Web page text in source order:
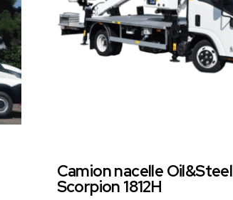
Camion nacelle Oil&Steel
Scorpion 1812H